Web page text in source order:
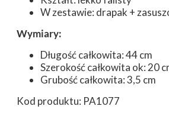
W zestawie: drapak +
Wymiary:
Długość całkowita: 44 cm
Szerokość całkowita ok: 20
Grubość całkowita: 3,5 cm
Kod produktu: PA1077